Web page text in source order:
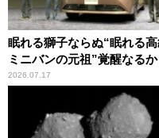
眠れる獅子ならぬ“眠れる高
ミニバンの元祖”覚醒なるか
2026.07.17